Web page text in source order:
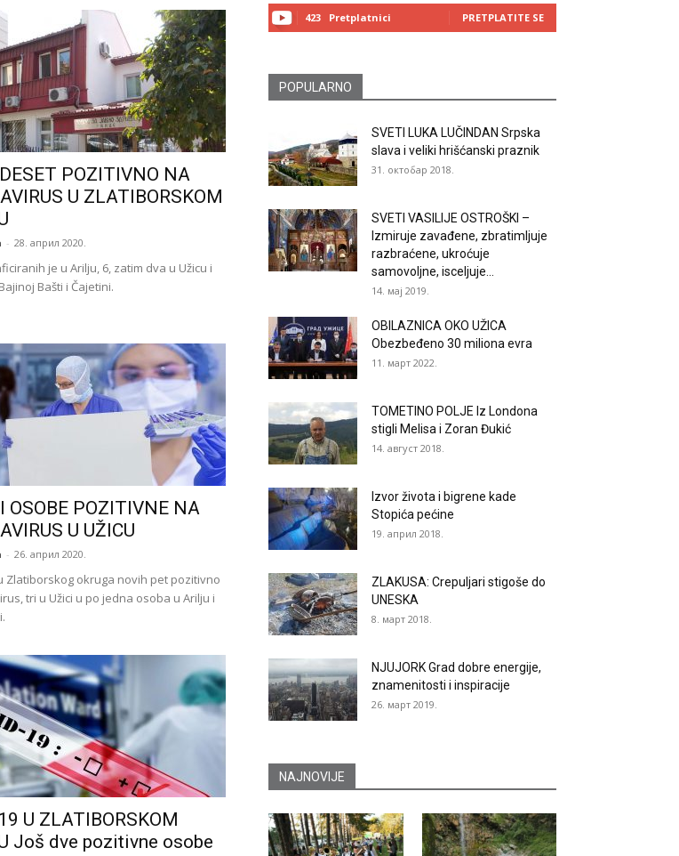
POZITIVNO NA
U ZLATIBORSKOM
- 28. април 2020.
je u Arilju, 6, zatim dva u Užicu i
Bašti i Čajetini.
OSOBE POZITIVNE NA
U UŽICU
- 26. април 2020.
Zlatiborskog okruga novih pet pozitivno
tri u Užici u po jedna osoba u Arilju i
U ZLATIBORSKOM
Još dve pozitivne osobe
423 Pretplatnici PRETPLATITE SE
POPULARNO
SVETI LUKA LUČINDAN Srpska
slava i veliki hrišćanski praznik
31. октобар 2018.
SVETI VASILIJE OSTROŠKI –
Izmiruje zavađene, zbratimljuje
razbraćene, ukroćuje
samovoljne, isceljuje...
14. мај 2019.
OBILAZNICA OKO UŽICA
Obezbeđeno 30 miliona evra
11. март 2022.
TOMETINO POLJE Iz Londona
stigli Melisa i Zoran Đukić
14. август 2018.
Izvor života i bigrene kade
Stopića pećine
19. април 2018.
ZLAKUSA: Crepuljari stigoše do
UNESKA
8. март 2018.
NJUJORK Grad dobre energije,
znamenitosti i inspiracije
26. март 2019.
NAJNOVIJE